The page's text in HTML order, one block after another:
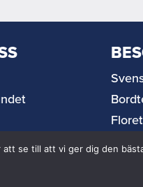
254
att se till att vi ger dig den